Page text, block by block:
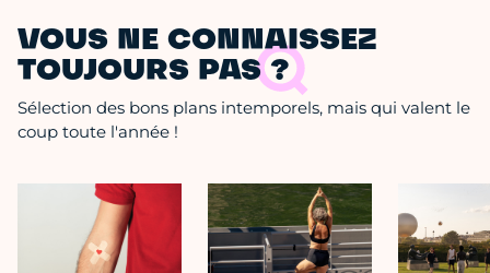
VOUS NE CONNAISSEZ
TOUJOURS PAS ?
Sélection des bons plans intemporels, mais qui valent le
coup toute l'année !